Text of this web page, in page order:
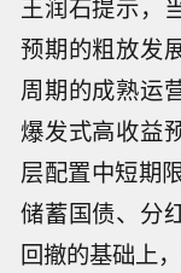
王润石提示，
预期的粗放发
周期的成熟运
爆发式高收益
层配置中短期
储蓄国债、分
回撤的基础上